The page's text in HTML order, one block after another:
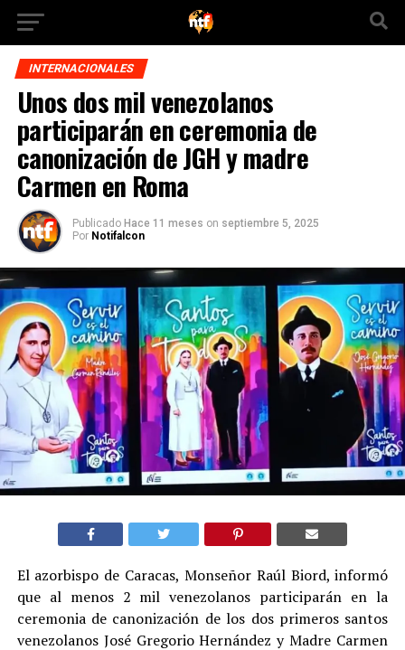
INTERNACIONALES
Unos dos mil venezolanos
participarán en ceremonia de
canonización de JGH y madre
Carmen en Roma
Publicado Hace 11 meses on septiembre 5, 2025
Por Notifalcon
El azorbispo de Caracas, Monseñor Raúl Biord, informó
que al menos 2 mil venezolanos participarán en la
ceremonia de canonización de los dos primeros santos
venezolanos José Gregorio Hernández y Madre Carmen